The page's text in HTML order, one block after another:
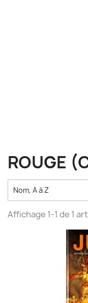
ROUGE
Nom, A à Z
Affichage 1-1 de 1